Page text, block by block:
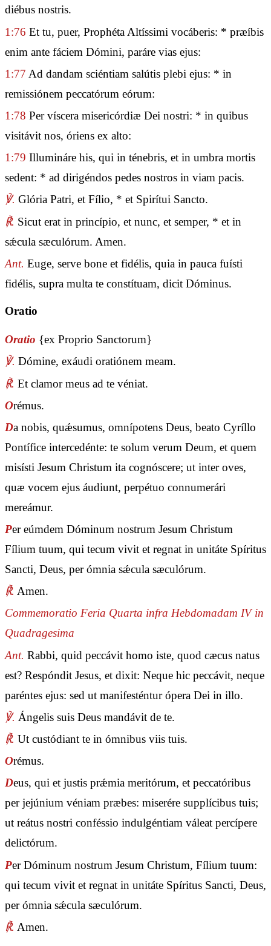
diébus nostris.
1:76 Et tu, puer, Prophéta Altíssimi vocáberis: * præíbis
enim ante fáciem Dómini, paráre vias ejus:
1:77 Ad dandam sciéntiam salútis plebi ejus: * in
remissiónem peccatórum eórum:
1:78 Per víscera misericórdiæ Dei nostri: * in quibus
visitávit nos, óriens ex alto:
1:79 Illumináre his, qui in ténebris, et in umbra mortis
sedent: * ad dirigéndos pedes nostros in viam pacis.
℣. Glória Patri, et Fílio, * et Spirítui Sancto.
℟. Sicut erat in princípio, et nunc, et semper, * et in
sǽcula sæculórum. Amen.
Ant. Euge, serve bone et fidélis, quia in pauca fuísti
fidélis, supra multa te constítuam, dicit Dóminus.
Oratio
Oratio {ex Proprio Sanctorum}
℣. Dómine, exáudi oratiónem meam.
℟. Et clamor meus ad te véniat.
Orémus.
Da nobis, quǽsumus, omnípotens Deus, beato Cyríllo
Pontífice intercedénte: te solum verum Deum, et quem
misísti Jesum Christum ita cognóscere; ut inter oves,
quæ vocem ejus áudiunt, perpétuo connumerári
mereámur.
Per eúmdem Dóminum nostrum Jesum Christum
Fílium tuum, qui tecum vivit et regnat in unitáte Spíritus
Sancti, Deus, per ómnia sǽcula sæculórum.
℟. Amen.
Commemoratio Feria Quarta infra Hebdomadam IV in
Quadragesima
Ant. Rabbi, quid peccávit homo iste, quod cæcus natus
est? Respóndit Jesus, et dixit: Neque hic peccávit, neque
paréntes ejus: sed ut manifesténtur ópera Dei in illo.
℣. Ángelis suis Deus mandávit de te.
℟. Ut custódiant te in ómnibus viis tuis.
Orémus.
Deus, qui et justis prǽmia meritórum, et peccatóribus
per jejúnium véniam præbes: miserére supplícibus tuis;
ut reátus nostri conféssio indulgéntiam váleat percípere
delictórum.
Per Dóminum nostrum Jesum Christum, Fílium tuum:
qui tecum vivit et regnat in unitáte Spíritus Sancti, Deus,
per ómnia sǽcula sæculórum.
℟. Amen.